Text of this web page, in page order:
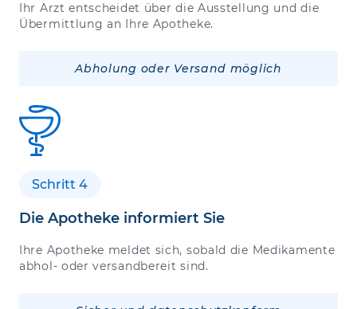
Ihr Arzt entscheidet über die Ausstellung und die
Übermittlung an Ihre Apotheke.
Abholung oder Versand möglich
Schritt 4
Die Apotheke informiert Sie
Ihre Apotheke meldet sich, sobald die Medikamente
abhol- oder versandbereit sind.